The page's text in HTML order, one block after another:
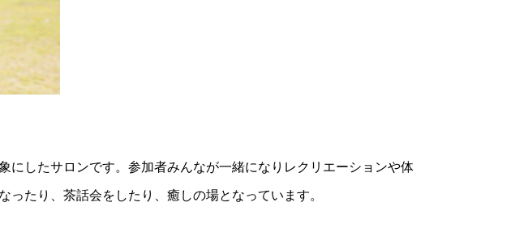
にしたサロンです。参加者みんなが一緒になりレクリエーションや体
たり、茶話会をしたり、癒しの場となっています。